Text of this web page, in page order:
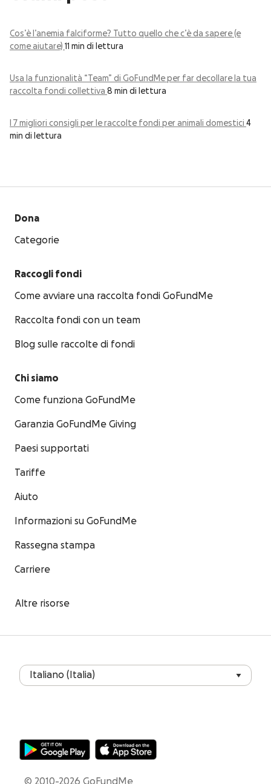
Cos’è l’anemia falciforme? Tutto quello che c’è da sapere (e
come aiutare) 11 min di lettura
Usa la funzionalità “Team” di GoFundMe per far decollare la tua
raccolta fondi collettiva 8 min di lettura
I 7 migliori consigli per le raccolte fondi per animali domestici 4
min di lettura
Dona
Categorie
Raccogli fondi
Come avviare una raccolta fondi GoFundMe
Raccolta fondi con un team
Blog sulle raccolte di fondi
Chi siamo
Come funziona GoFundMe
Garanzia GoFundMe Giving
Paesi supportati
Tariffe
Aiuto
Informazioni su GoFundMe
Rassegna stampa
Carriere
Altre risorse
© 2010-2026 GoFundMe